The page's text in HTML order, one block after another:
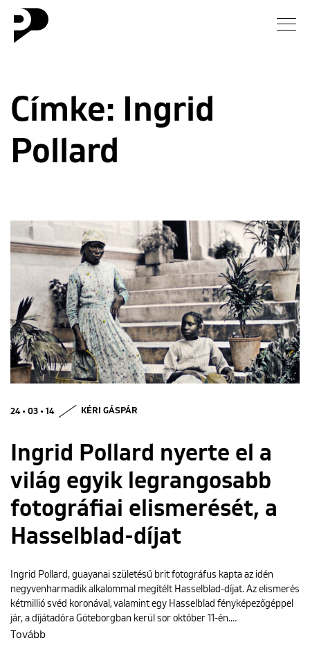
Galéria
Rólunk
ENGLISH
Címke: Ingrid
Pollard
24 • 03 • 14 KÉRI GÁSPÁR
Ingrid Pollard nyerte el a
világ egyik legrangosabb
fotográfiai elismerését, a
Hasselblad-díjat
Ingrid Pollard, guayanai születésű brit fotográfus kapta az idén
negyvenharmadik alkalommal megítélt Hasselblad-díjat. Az elismerés
kétmillió svéd koronával, valamint egy Hasselblad fényképezőgéppel
jár, a díjátadóra Göteborgban kerül sor október 11-én.…
Tovább